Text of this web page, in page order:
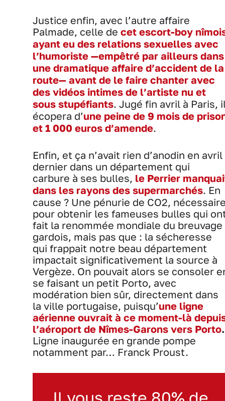
Justice enfin, avec l’autre affaire
Palmade, celle de cet escort-boy
ayant eu des relations sexuelles avec
l’humoriste —empêtré par ailleurs dans
une dramatique affaire d’accident de la
route— avant de le faire chanter avec
des vidéos intimes de l’artiste nu et
sous stupéfiants. Jugé fin avril à Paris,
écopera d’une peine de 9 mois de
et 1 000 euros d’amende.
Enfin, et ça n’avait rien d’anodin en avril
dernier dans un département qui
carbure à ses bulles, le Perrier
dans les rayons des supermarchés. En
cause ? Une pénurie de CO2,
pour obtenir les fameuses bulles qui
fait la renommée mondiale du breuvage
gardois, mais pas que : la sécheresse
qui frappait notre beau département
impactait significativement la source à
Vergèze. On pouvait alors se consoler
se faisant un petit Porto, avec
modération bien sûr, directement dans
la ville portugaise, puisqu’une ligne
aérienne ouvrait à ce moment-là
l’aéroport de Nîmes-Garons vers Porto.
Ligne inaugurée en grande pompe
notamment par… Franck Proust.